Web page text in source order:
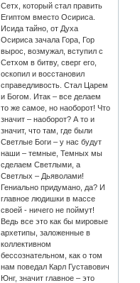
Сетх, который стал править
Египтом вместо Осириса.
Исида тайно, от Духа
Осириса зачала Гора, Гор
вырос, возмужал, вступил с
Сетхом в битву, сверг его,
оскопил и восстановил
справедливость. Стал Царем
и Богом. Итак – все делаем
то же самое, но наоборот! Что
значит – наоборот? А то и
значит, что там, где были
Светлые Боги – у нас будут
наши – темные, Темных мы
сделаем Светлыми, а
Светлых – Дьяволами!
Гениально придумано, да? И
главное людишки в массе
своей - ничего не поймут!
Ведь все это как бы мировые
архетипы, заложенные в
коллективном
бессознательном, как о том
нам поведал Карл Густавович
Юнг, значит главное – это